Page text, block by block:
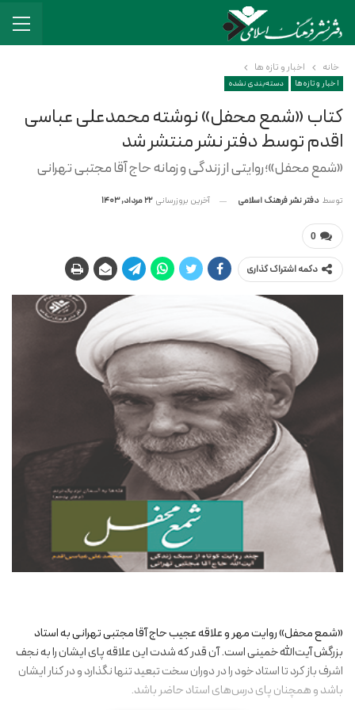
خانه اخبار و تازه ها
اخبار و تازه ها دسته‌بندی نشده
کتاب «شمع محفل» نوشته محمدعلی عباسی
اقدم توسط دفتر نشر منتشر شد
«شمع محفل»؛ روایتی از زندگی و زمانه حاج آقا مجتبی تهرانی
توسط دفتر نشر فرهنگ اسلامی آخرین بروزرسانی 22 مرداد, 1403
0
دکمه اشتراک گذاری
«شمع محفل» روایت مهر و علاقه عجیب حاج آقا مجتبی تهرانی به استاد
بزرگش آیت‌الله خمینی است. آن قدر که شدت این علاقه پای ایشان را به نجف
اشرف باز کرد تا استاد خود را در دوران سخت تبعید تنها نگذارد و در کنار ایشان
باشد و همچنان پای درس‌های استاد حاضر باشد.